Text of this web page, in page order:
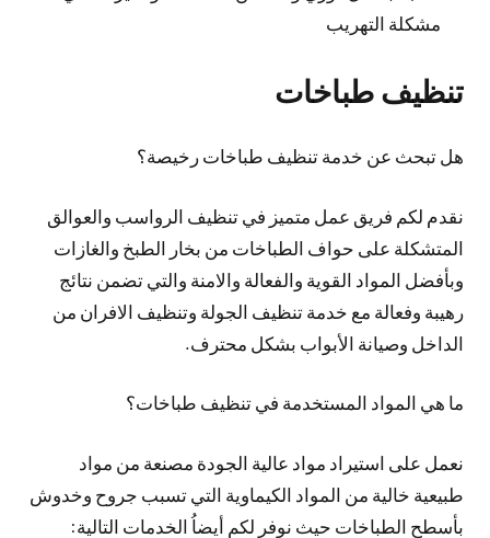
مشكلة التهريب
تنظيف طباخات
هل تبحث عن خدمة تنظيف طباخات رخيصة؟
نقدم لكم فريق عمل متميز في تنظيف الرواسب والعوالق
المتشكلة على حواف الطباخات من بخار الطبخ والغازات
وبأفضل المواد القوية والفعالة والامنة والتي تضمن نتائج
رهيبة وفعالة مع خدمة تنظيف الجولة وتنظيف الافران من
الداخل وصيانة الأبواب بشكل محترف.
ما هي المواد المستخدمة في تنظيف طباخات؟
نعمل على استيراد مواد عالية الجودة مصنعة من مواد
طبيعية خالية من المواد الكيماوية التي تسبب جروح وخدوش
بأسطح الطباخات حيث نوفر لكم أيضاُ الخدمات التالية: